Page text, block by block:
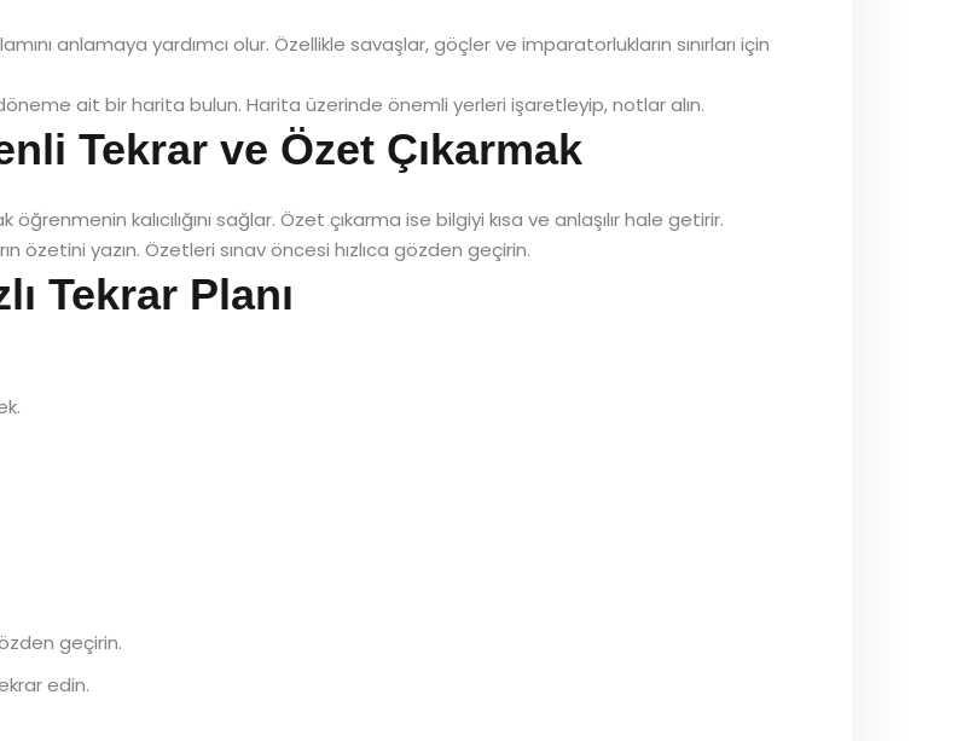
anlamaya yardımcı olur. Özellikle savaşlar, göçler ve imparatorlukların sınırları için
ait bir harita bulun. Harita üzerinde önemli yerleri işaretleyip, notlar alın.
Tekrar ve Özet Çıkarmak
kalıcılığını sağlar. Özet çıkarma ise bilgiyi kısa ve anlaşılır hale getirir.
özetini yazın. Özetleri sınav öncesi hızlıca gözden geçirin.
Tekrar Planı
geçirin.
edin.